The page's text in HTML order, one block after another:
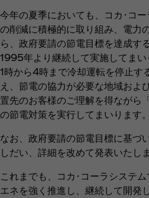
今年の夏季においても、コカ･コ
の削減に積極的に取り組み、電力
ら、政府要請の節電目標を達成す
1995年より継続して実施してま
1時から4時まで冷却運転を停止す
え、節電の協力が必要な地域およ
置先のお客様のご理解を得ながら
の節電対策を実行してまいります。
なお、政府要請の節電目標に基づ
しだい、詳細を改めて発表いたしま
これまでも、コカ･コーラシステ
エネを強く推進し、継続して開発